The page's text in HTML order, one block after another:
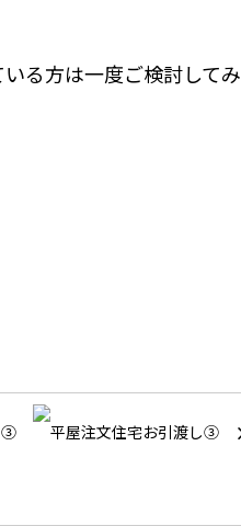
る方は一度ご検討してみ
③